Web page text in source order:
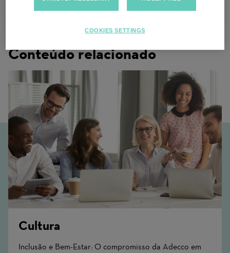
Conteúdo relacionado
Cultura
Inclusão e Bem-Estar: O compromisso da Adecco em
COOKIES SETTINGS